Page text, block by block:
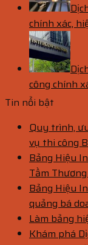
chính xác,
công chính
Tin nổi bật
Quy trình,
vụ thi công
Bảng Hiệu
Tầm
Bảng Hiệu
quảng bá
Làm bảng
Khám phá